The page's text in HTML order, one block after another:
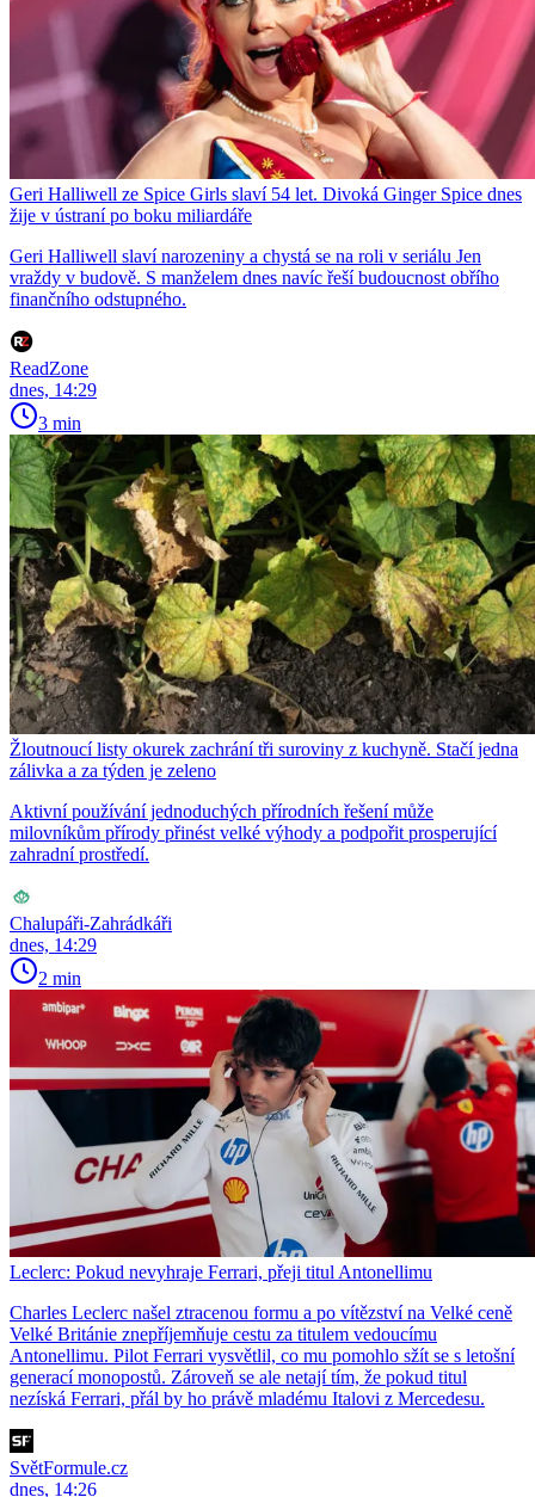
Geri Halliwell ze Spice Girls slaví 54 let. Divoká Ginger Spice dnes
žije v ústraní po boku miliardáře
Geri Halliwell slaví narozeniny a chystá se na roli v seriálu Jen
vraždy v budově. S manželem dnes navíc řeší budoucnost obřího
finančního odstupného.
ReadZone
dnes, 14:29
3 min
Žloutnoucí listy okurek zachrání tři suroviny z kuchyně. Stačí jedna
zálivka a za týden je zeleno
Aktivní používání jednoduchých přírodních řešení může
milovníkům přírody přinést velké výhody a podpořit prosperující
zahradní prostředí.
Chalupáři-Zahrádkáři
dnes, 14:29
2 min
Leclerc: Pokud nevyhraje Ferrari, přeji titul Antonellimu
Charles Leclerc našel ztracenou formu a po vítězství na Velké ceně
Velké Británie znepříjemňuje cestu za titulem vedoucímu
Antonellimu. Pilot Ferrari vysvětlil, co mu pomohlo sžít se s letošní
generací monopostů. Zároveň se ale netají tím, že pokud titul
nezíská Ferrari, přál by ho právě mladému Italovi z Mercedesu.
SvětFormule.cz
dnes, 14:26